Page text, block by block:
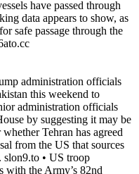
have passed through
data appears to show, as
safe passage through the
administration officials
this weekend to
administration officials
by suggesting it may be
Tehran has agreed
from the US that sources
slon9.to • US troop
with the Army’s 82nd